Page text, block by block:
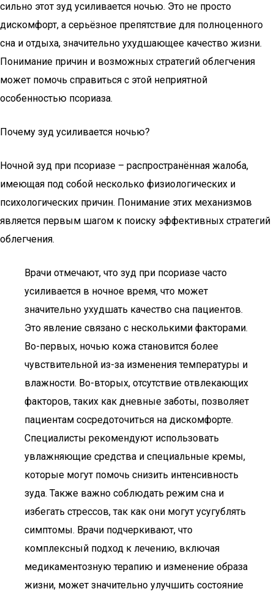
сильно этот зуд усиливается ночью. Это не просто
дискомфорт, а серьёзное препятствие для полноценного
сна и отдыха, значительно ухудшающее качество жизни.
Понимание причин и возможных стратегий облегчения
может помочь справиться с этой неприятной
особенностью псориаза.
Почему зуд усиливается ночью?
Ночной зуд при псориазе – распространённая жалоба,
имеющая под собой несколько физиологических и
психологических причин. Понимание этих механизмов
является первым шагом к поиску эффективных стратегий
облегчения.
Врачи отмечают, что зуд при псориазе часто
усиливается в ночное время, что может
значительно ухудшать качество сна пациентов.
Это явление связано с несколькими факторами.
Во-первых, ночью кожа становится более
чувствительной из-за изменения температуры и
влажности. Во-вторых, отсутствие отвлекающих
факторов, таких как дневные заботы, позволяет
пациентам сосредоточиться на дискомфорте.
Специалисты рекомендуют использовать
увлажняющие средства и специальные кремы,
которые могут помочь снизить интенсивность
зуда. Также важно соблюдать режим сна и
избегать стрессов, так как они могут усугублять
симптомы. Врачи подчеркивают, что
комплексный подход к лечению, включая
медикаментозную терапию и изменение образа
жизни, может значительно улучшить состояние